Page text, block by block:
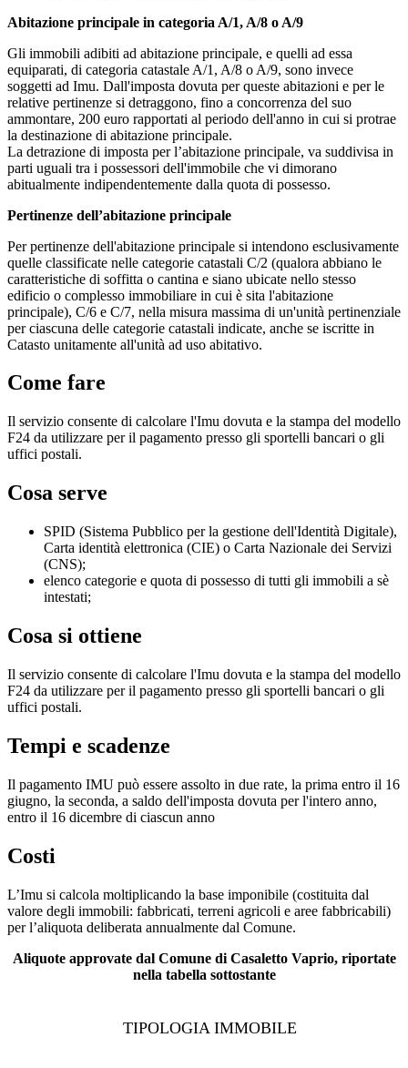
Abitazione principale in categoria A/1, A/8 o A/9
Gli immobili adibiti ad abitazione principale, e quelli ad essa
equiparati, di categoria catastale A/1, A/8 o A/9, sono invece
soggetti ad Imu. Dall'imposta dovuta per queste abitazioni e per le
relative pertinenze si detraggono, fino a concorrenza del suo
ammontare, 200 euro rapportati al periodo dell'anno in cui si protrae
la destinazione di abitazione principale.
La detrazione di imposta per l’abitazione principale, va suddivisa in
parti uguali tra i possessori dell'immobile che vi dimorano
abitualmente indipendentemente dalla quota di possesso.
Pertinenze dell’abitazione principale
Per pertinenze dell'abitazione principale si intendono esclusivamente
quelle classificate nelle categorie catastali C/2 (qualora abbiano le
caratteristiche di soffitta o cantina e siano ubicate nello stesso
edificio o complesso immobiliare in cui è sita l'abitazione
principale), C/6 e C/7, nella misura massima di un'unità pertinenziale
per ciascuna delle categorie catastali indicate, anche se iscritte in
Catasto unitamente all'unità ad uso abitativo.
Come fare
Il servizio consente di calcolare l'Imu dovuta e la stampa del modello
F24 da utilizzare per il pagamento presso gli sportelli bancari o gli
uffici postali.
Cosa serve
SPID (Sistema Pubblico per la gestione dell'Identità Digitale),
Carta identità elettronica (CIE) o Carta Nazionale dei Servizi
(CNS);
elenco categorie e quota di possesso di tutti gli immobili a sè
intestati;
Cosa si ottiene
Il servizio consente di calcolare l'Imu dovuta e la stampa del modello
F24 da utilizzare per il pagamento presso gli sportelli bancari o gli
uffici postali.
Tempi e scadenze
Il pagamento IMU può essere assolto in due rate, la prima entro il 16
giugno, la seconda, a saldo dell'imposta dovuta per l'intero anno,
entro il 16 dicembre di ciascun anno
Costi
L’Imu si calcola moltiplicando la base imponibile (costituita dal
valore degli immobili: fabbricati, terreni agricoli e aree fabbricabili)
per l’aliquota deliberata annualmente dal Comune.
Aliquote approvate dal Comune di Casaletto Vaprio, riportate
nella tabella sottostante
TIPOLOGIA IMMOBILE